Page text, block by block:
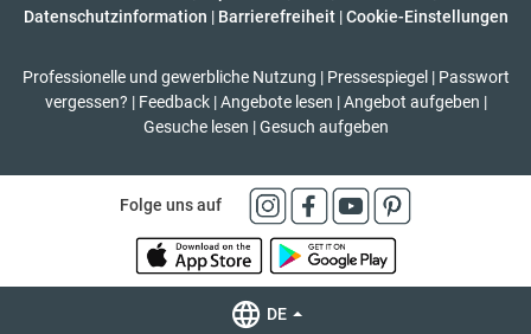
Datenschutzinformation | Barrierefreiheit | Cookie-Einstellungen
Professionelle und gewerbliche Nutzung | Pressespiegel | Passwort
vergessen? | Feedback | Angebote lesen | Angebot aufgeben |
Gesuche lesen | Gesuch aufgeben
Folge uns auf
DE